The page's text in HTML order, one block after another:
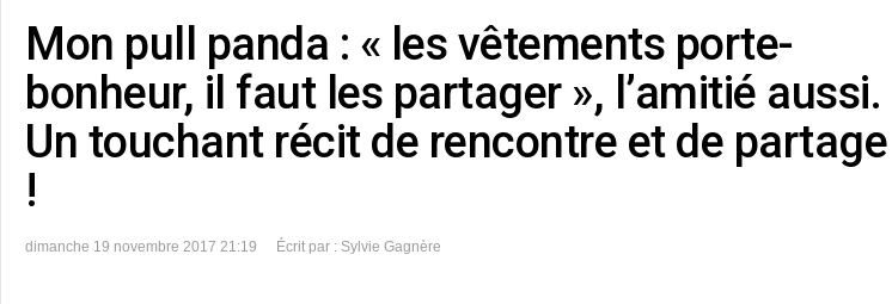
Mon pull panda : « les vêtements porte-
bonheur, il faut les partager », l’amitié aussi.
Un touchant récit de rencontre et de partage
!
dimanche 19 novembre 2017 21:19 Écrit par : Sylvie Gagnère